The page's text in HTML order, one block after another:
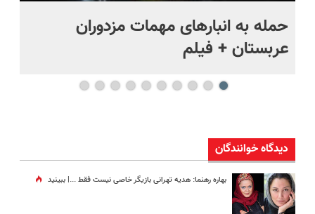
حمله به انبارهای مهمات مزدوران
عربستان + فیلم
دیدگاه خوانندگان
بهاره رهنما: هدیه تهرانی بازیگر خاصی نیست فقط ...|‌ ببینید